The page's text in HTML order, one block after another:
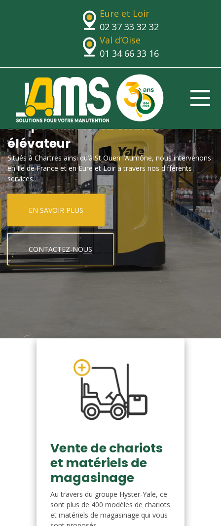
Eure et Loir
02 37 33 32 32
Val d’Oise
01 34 66 33 16
Le spécialiste du chariot
élévateur
Situés à Chartres ainsi qu’à St Ouen l’Aumône, nous intervenons
en Ile de France et en Eure et Loir à travers nos différents
services.
EN SAVOIR PLUS
CONTACTEZ-NOUS
Vente de chariots
et matériels de
magasinage
Au travers du groupe Hyster-Yale, ce
sont plus de 400 modèles de chariots
et matériels de magasinage qui vous